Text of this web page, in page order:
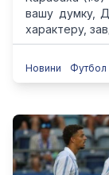
вашу думку,
характеру,
Новини Футбол